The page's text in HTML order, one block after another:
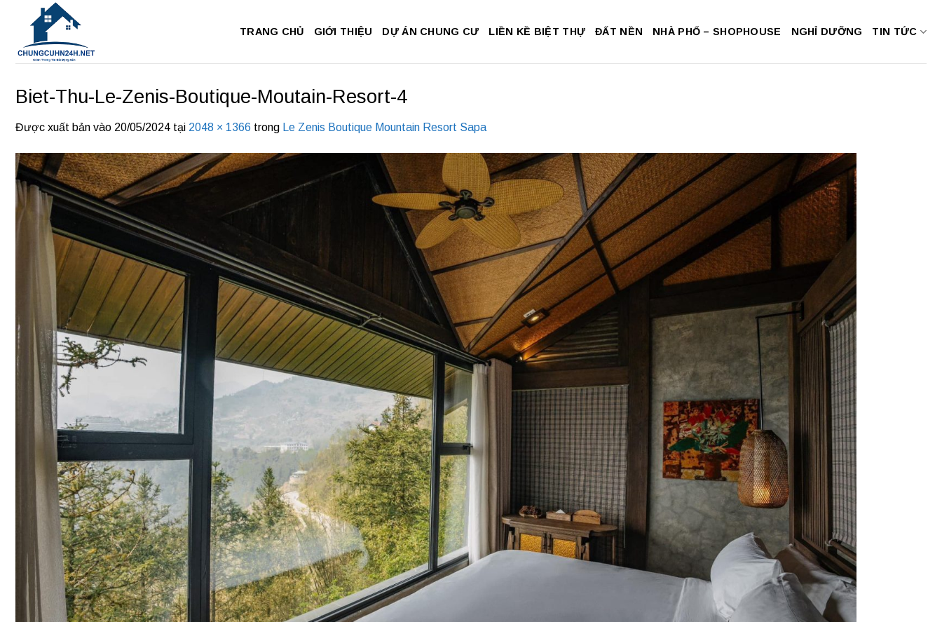
dung
TRANG CHỦ GIỚI THIỆU DỰ ÁN CHUNG CƯ LIỀN KỀ BIỆT THỰ ĐẤT NỀN NHÀ PHỐ – SHOPHOUSE NGHỈ DƯỠNG TIN TỨC
Biet-Thu-Le-Zenis-Boutique-Moutain-Resort-4
Được xuất bản vào 20/05/2024 tại 2048 × 1366 trong Le Zenis Boutique Mountain Resort Sapa